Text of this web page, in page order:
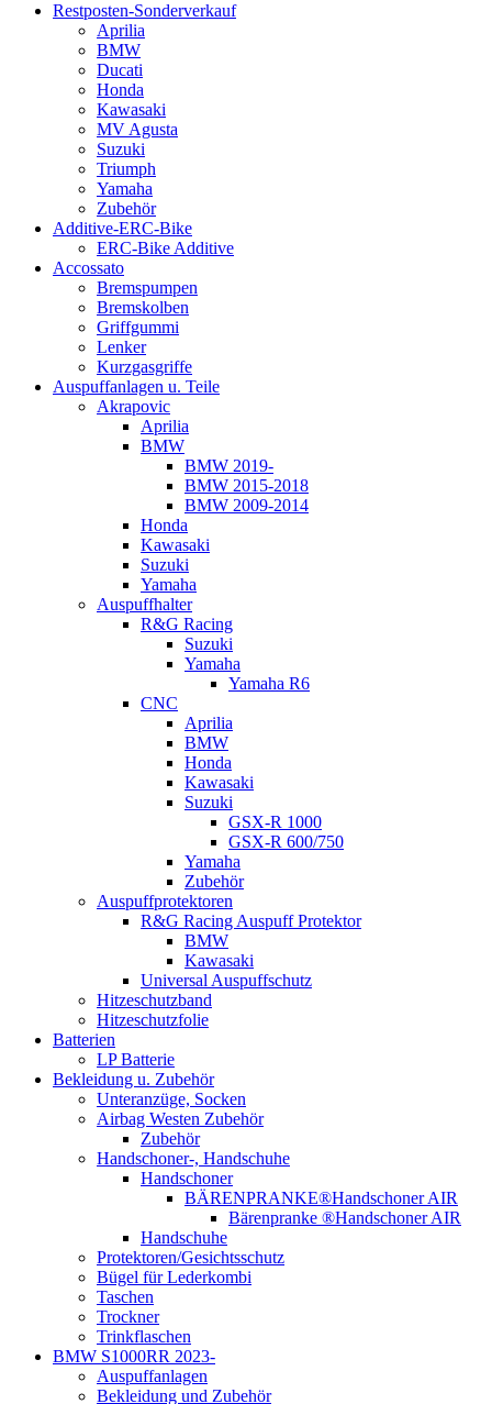
Restposten-Sonderverkauf
Aprilia
BMW
Ducati
Honda
Kawasaki
MV Agusta
Suzuki
Triumph
Yamaha
Zubehör
Additive-ERC-Bike
ERC-Bike Additive
Accossato
Bremspumpen
Bremskolben
Griffgummi
Lenker
Kurzgasgriffe
Auspuffanlagen u. Teile
Akrapovic
Aprilia
BMW
BMW 2019-
BMW 2015-2018
BMW 2009-2014
Honda
Kawasaki
Suzuki
Yamaha
Auspuffhalter
R&G Racing
Suzuki
Yamaha
Yamaha R6
CNC
Aprilia
BMW
Honda
Kawasaki
Suzuki
GSX-R 1000
GSX-R 600/750
Yamaha
Zubehör
Auspuffprotektoren
R&G Racing Auspuff Protektor
BMW
Kawasaki
Universal Auspuffschutz
Hitzeschutzband
Hitzeschutzfolie
Batterien
LP Batterie
Bekleidung u. Zubehör
Unteranzüge, Socken
Airbag Westen Zubehör
Zubehör
Handschoner-, Handschuhe
Handschoner
BÄRENPRANKE®Handschoner AIR
Bärenpranke ®Handschoner AIR
Handschuhe
Protektoren/Gesichtsschutz
Bügel für Lederkombi
Taschen
Trockner
Trinkflaschen
BMW S1000RR 2023-
Auspuffanlagen
Bekleidung und Zubehör